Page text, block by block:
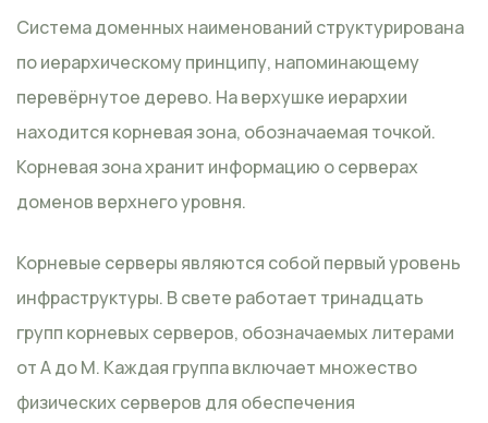
Система доменных наименований структурирована
по иерархическому принципу, напоминающему
перевёрнутое дерево. На верхушке иерархии
находится корневая зона, обозначаемая точкой.
Корневая зона хранит информацию о серверах
доменов верхнего уровня.
Корневые серверы являются собой первый уровень
инфраструктуры. В свете работает тринадцать
групп корневых серверов, обозначаемых литерами
от A до M. Каждая группа включает множество
физических серверов для обеспечения